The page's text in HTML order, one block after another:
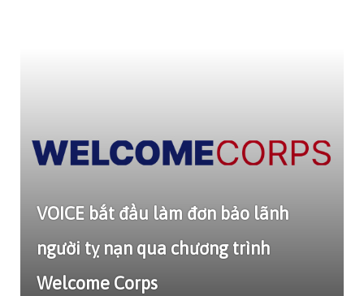
VOICE bắt đầu làm đơn bảo lãnh
người tỵ nạn qua chương trình
Welcome Corps